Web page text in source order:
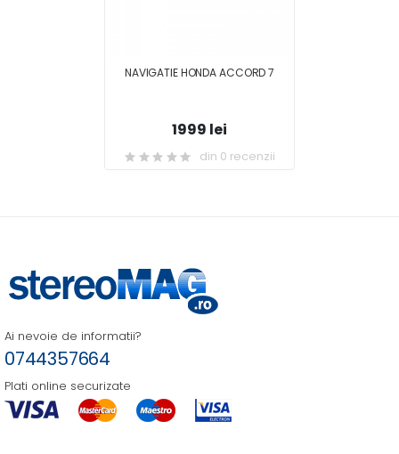
NAVIGATIE HONDA ACCORD 7
1999 lei
din 0 recenzii
Ai nevoie de informatii?
0744357664
Plati online securizate